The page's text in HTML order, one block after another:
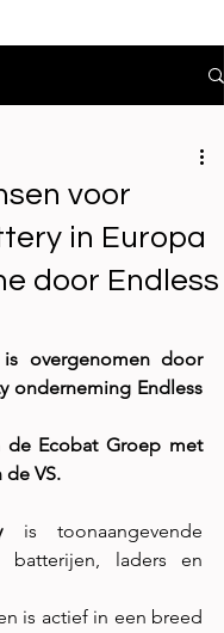
voor
in Europa
door Endless
is overgenomen door
onderneming Endless
de Ecobat Groep met
VS.
is toonaangevende
batterijen, laders en
is actief in een breed